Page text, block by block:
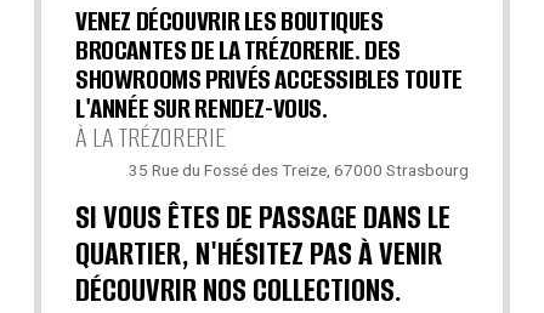
VENEZ DÉCOUVRIR LES BOUTIQUES
BROCANTES DE LA TRÉZORERIE. DES
SHOWROOMS PRIVÉS ACCESSIBLES TOUTE
L'ANNÉE SUR RENDEZ-VOUS.
À LA TRÉZORERIE
35 Rue du Fossé des Treize, 67000 Strasbourg
SI VOUS ÊTES DE PASSAGE DANS LE
QUARTIER, N'HÉSITEZ PAS À VENIR
DÉCOUVRIR NOS COLLECTIONS.